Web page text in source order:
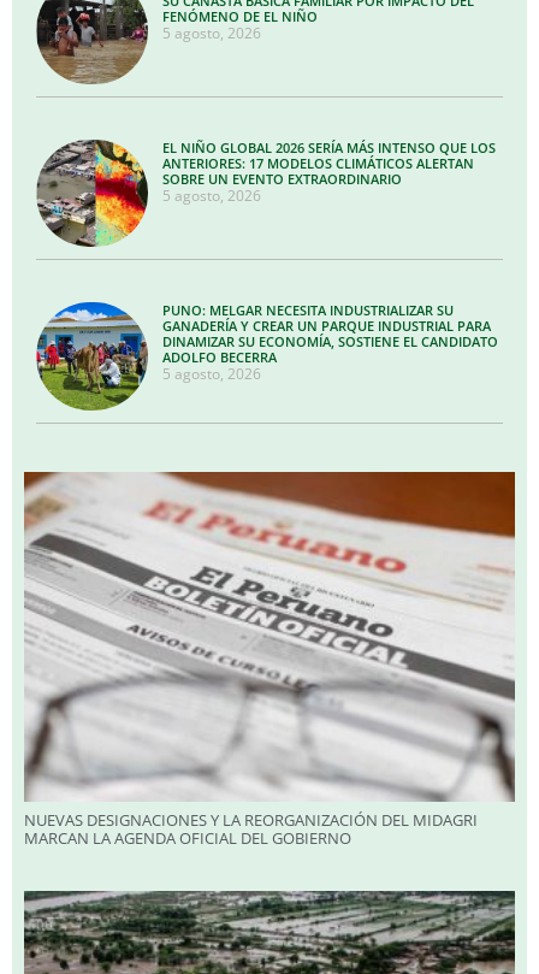
FENÓMENO DE EL NIÑO
5 agosto, 2026
EL NIÑO GLOBAL 2026 SERÍA MÁS INTENSO QUE LOS
ANTERIORES: 17 MODELOS CLIMÁTICOS ALERTAN
SOBRE UN EVENTO EXTRAORDINARIO
5 agosto, 2026
PUNO: MELGAR NECESITA INDUSTRIALIZAR SU
GANADERÍA Y CREAR UN PARQUE INDUSTRIAL PARA
DINAMIZAR SU ECONOMÍA, SOSTIENE EL CANDIDATO
ADOLFO BECERRA
5 agosto, 2026
NUEVAS DESIGNACIONES Y LA REORGANIZACIÓN DEL MIDAGRI
MARCAN LA AGENDA OFICIAL DEL GOBIERNO